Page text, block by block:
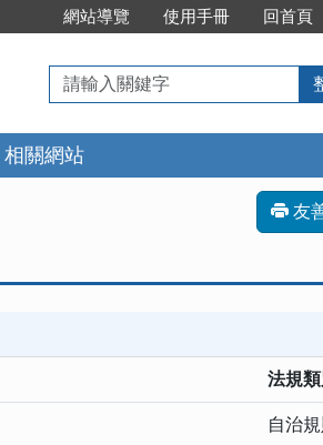
網站導覽 使用手冊 回首頁
請
輸
入
關
鍵
相關網站
友
法規類
自治規